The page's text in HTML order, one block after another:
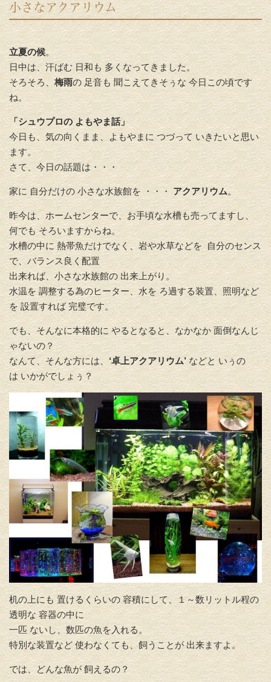
小さなアクアリウム
立夏の候。
日中は、汗ばむ 日和も 多くなってきました。
そろそろ、 梅雨の 足音も 聞こえてきそぅな 今日この頃です
ね。
「シュウプロの よもやま話」
今日も、気の向くまま、よもやまに つづって いきたいと思い
ます。
さて、今日の話題は・・・
家に 自分だけの 小さな水族館を ・・・アクアリウム。
昨今は、ホームセンターで、お手頃な水槽も売ってますし、
何でも そろいますからね。
水槽の中に 熱帯魚だけでなく、岩や水草などを 自分のセンス
で、バランス良く配置
出来れば、小さな水族館の 出来上がり。
水温を 調整する為のヒーター、水を ろ過する装置、照明など
を 設置すれば 完璧です。
でも、そんなに本格的に やるとなると、なかなか 面倒なんじ
ゃないの？
なんて、そんな方には、 ‘卓上アクアリウム’ などと いぅの
は いかがでしょぅ？
机の上にも 置けるくらいの 容積にして、１～数リットル程の
透明な 容器の中に
一匹 ないし、数匹の魚を入れる。
特別な装置など 使わなくても、飼うことが 出来ますよ。
では、どんな魚が 飼えるの？